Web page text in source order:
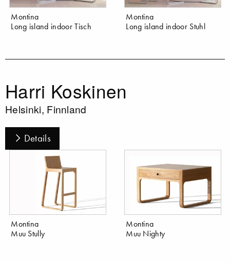
Montina
Long island indoor Tisch
Montina
Long island indoor Stuhl
Harri Koskinen
Helsinki, Finnland
Details
Montina
Muu Stully
Montina
Muu Nighty